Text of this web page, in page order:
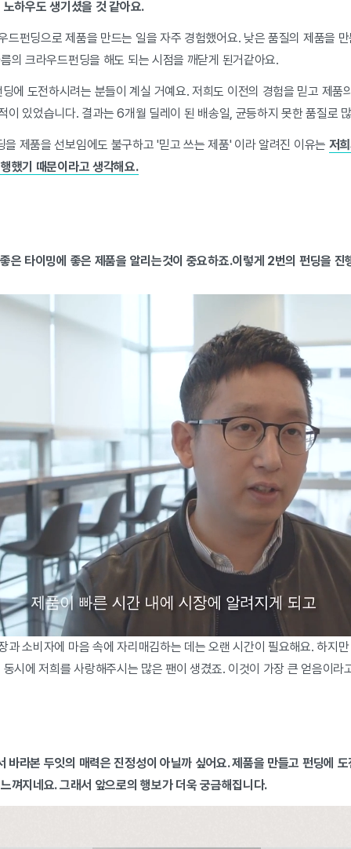
하우도 생기셨을 것 같아요.
드펀딩으로 제품을 만드는 일을 자주 경험했어요. 낮은 품질의 제품을
의 크라우드펀딩을 해도 되는 시점을 깨닫게 된거같아요.
에 도전하시려는 분들이 계실 거예요. 저희도 이전의 경험을 믿고 제품
이 있었습니다. 결과는 6개월 딜레이 된 배송일, 균등하지 못한 품질로
제품을 선보임에도 불구하고 '믿고 쓰는 제품' 이라 알려진 이유는 저
했기 때문이라고 생각해요.
은 타이밍에 좋은 제품을 알리는것이 중요하죠.이렇게 2번의 펀딩을 진
과 소비자에 마음 속에 자리매김하는 데는 오랜 시간이 필요해요. 하지
시에 저희를 사랑해주시는 많은 팬이 생겼죠. 이것이 가장 큰 얻음이라
바라본 두잇의 매력은 진정성이 아닐까 싶어요. 제품을 만들고 펀딩에
껴지네요. 그래서 앞으로의 행보가 더욱 궁금해집니다.